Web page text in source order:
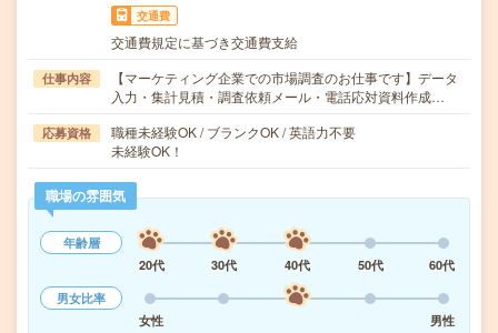
交通費
交通費規定に基づき交通費支給
仕事内容
【マーケティング企業での市場調査のお仕事です】データ
入力・集計見積・調査依頼メール・電話応対資料作成…
応募資格
職種未経験OK / ブランクOK / 英語力不要
未経験OK！
職場の雰囲気
年齢層
20代
30代 40代 50代
60代
男女比率
女性
男性